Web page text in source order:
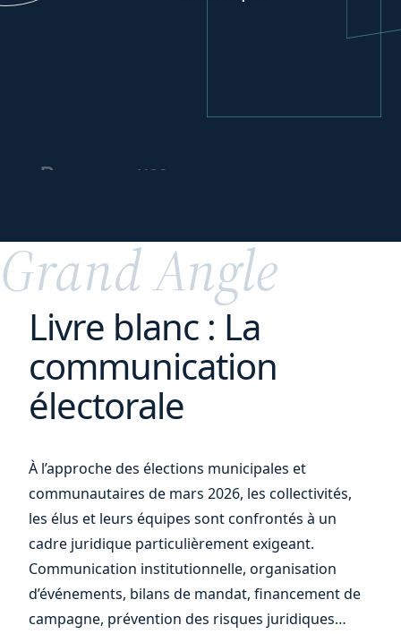
Repenser vos
Grand Angle
Livre blanc : La
communication
électorale
À l’approche des élections municipales et
communautaires de mars 2026, les collectivités,
les élus et leurs équipes sont confrontés à un
cadre juridique particulièrement exigeant.
Communication institutionnelle, organisation
d’événements, bilans de mandat, financement de
campagne, prévention des risques juridiques…